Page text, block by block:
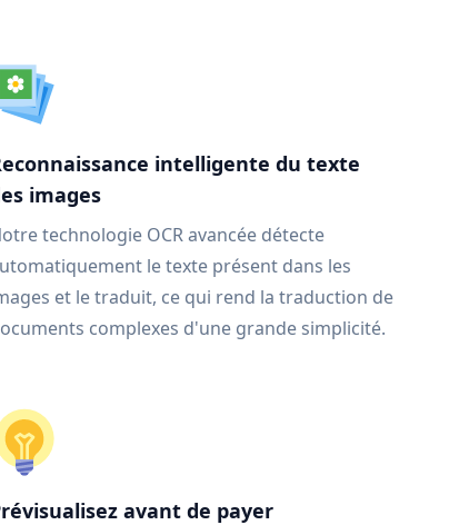
intelligente du texte
images
technologie OCR avancée détecte
le texte présent dans les
et le traduit, ce qui rend la traduction de
complexes d'une grande simplicité.
avant de payer